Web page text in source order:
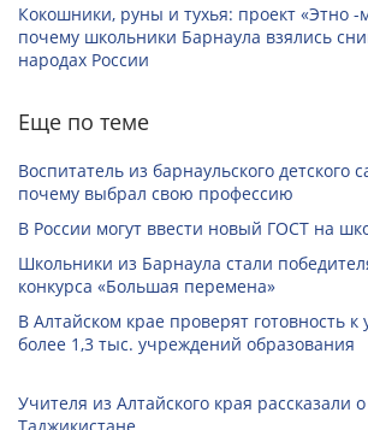
Кокошники, руны и тухья: проект «Этно -
почему школьники Барнаула взялись
народах России
Еще по теме
Воспитатель из барнаульского детского
почему выбрал свою профессию
В России могут ввести новый ГОСТ на
Школьники из Барнаула стали
конкурса «Большая перемена»
В Алтайском крае проверят готовность к
более 1,3 тыс. учреждений образования
Учителя из Алтайского края рассказали